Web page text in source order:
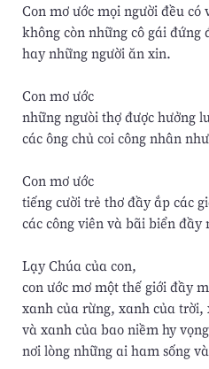
Con mơ ước mọi người đều có
không còn những cô gái đứng
hay những người ăn xin.
Con mơ ước
những ngưòi thợ được hưởng
các ông chủ coi công nhân
Con mơ ước
tiếng cười trẻ thơ đầy ắp các
các công viên và bãi biển đầy
Lạy Chúa của con,
con ước mơ một thế giới đầy
xanh của rừng, xanh của trời,
và xanh của bao niềm hy vọng
nơi lòng những ai ham sống